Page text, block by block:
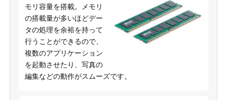
モリ容量を搭載。メモリ
の搭載量が多いほどデー
タの処理を余裕を持って
行うことができるので、
複数のアプリケーション
を起動させたり、写真の
編集などの動作がスムーズです。